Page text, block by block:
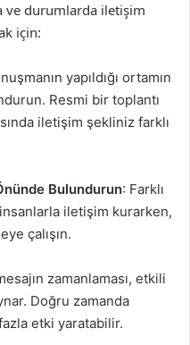
ve durumlarda iletişim
için:
yapıldığı ortamın
Resmi bir toplantı
iletişim şekliniz farklı
Bulundurun: Farklı
iletişim kurarken,
çalışın.
zamanlaması, etkili
Doğru zamanda
etki yaratabilir.